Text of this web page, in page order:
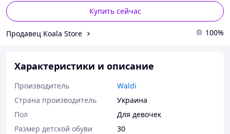
Купить сейчас
Продавец Koala Store 100%
Характеристики и описание
Производитель
Waldi
Страна производитель
Украина
Пол
Для девочек
Размер детской обуви
30